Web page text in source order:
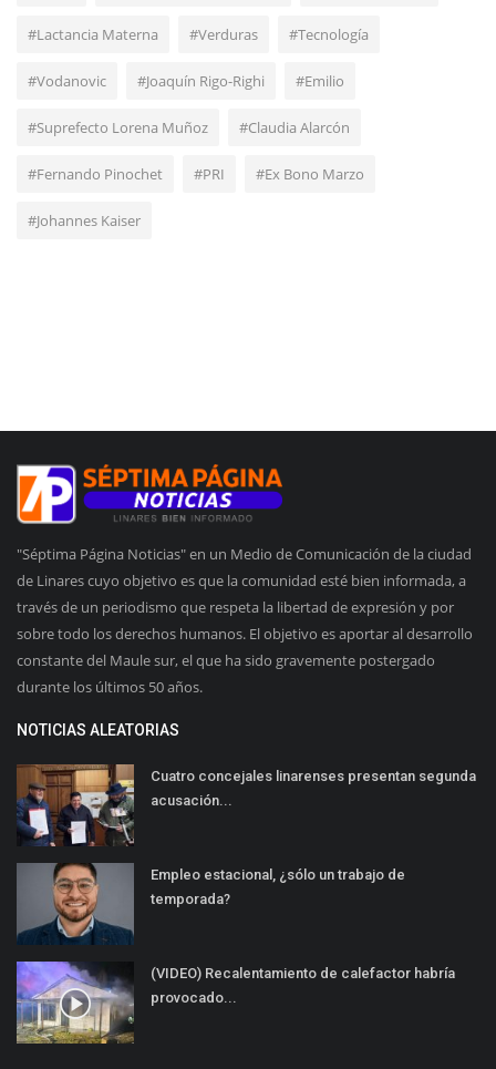
#Lactancia Materna #Verduras #Tecnología
#Vodanovic #Joaquín Rigo-Righi #Emilio
#Suprefecto Lorena Muñoz #Claudia Alarcón
#Fernando Pinochet #PRI #Ex Bono Marzo
#Johannes Kaiser
"Séptima Página Noticias" en un Medio de Comunicación de la ciudad
de Linares cuyo objetivo es que la comunidad esté bien informada, a
través de un periodismo que respeta la libertad de expresión y por
sobre todo los derechos humanos. El objetivo es aportar al desarrollo
constante del Maule sur, el que ha sido gravemente postergado
durante los últimos 50 años.
NOTICIAS ALEATORIAS
Cuatro concejales linarenses presentan segunda
acusación...
Empleo estacional, ¿sólo un trabajo de
temporada?
(VIDEO) Recalentamiento de calefactor habría
provocado...